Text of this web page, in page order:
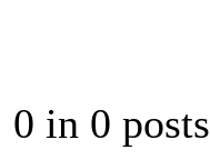
0 in 0 posts